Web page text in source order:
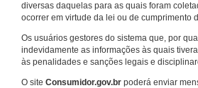
diversas daquelas para as quais foram
ocorrer em virtude da lei ou de cumprimento
Os usuários gestores do sistema que, por
indevidamente as informações às quais
às penalidades e sanções legais e
O site Consumidor.gov.br poderá enviar